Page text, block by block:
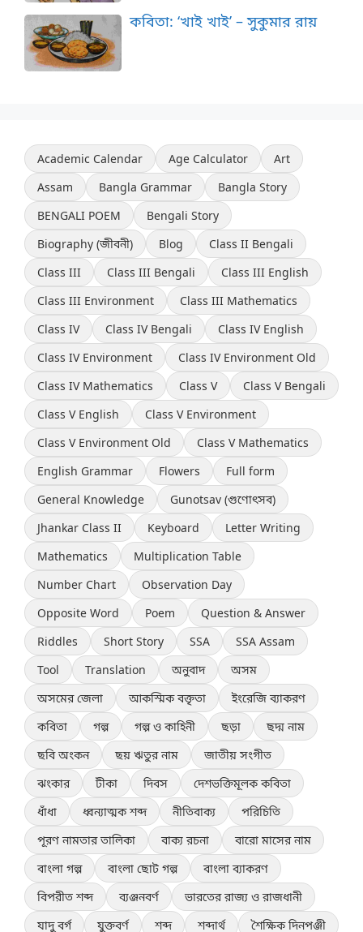
কবিতা: ‘খাই খাই’ – সুকুমার রায়
Academic Calendar Age Calculator
Art
Assam
Bangla Grammar
Bangla Story
BENGALI POEM
Bengali Story
Biography (জীবনী)
Blog
Class II Bengali
Class III
Class III Bengali
Class III English
Class III Environment
Class III Mathematics
Class IV
Class IV Bengali
Class IV English
Class IV Environment
Class IV Environment Old
Class IV Mathematics
Class V
Class V Bengali
Class V English
Class V Environment
Class V Environment Old
Class V Mathematics
English Grammar
Flowers
Full form
General Knowledge
Gunotsav (গুণোৎসব)
Jhankar Class II
Keyboard
Letter Writing
Mathematics
Multiplication Table
Number Chart
Observation Day
Opposite Word
Poem
Question & Answer
Riddles
Short Story SSA
SSA Assam
Tool
Translation অনুবাদ
অসম
অসমের জেলা
আকস্মিক বক্তৃতা
ইংরেজি ব্যাকরণ
কবিতা
গল্প গল্প ও কাহিনী ছড়া
ছদ্ম নাম
ছবি অংকন
ছয় ঋতুর নাম
জাতীয় সংগীত
ঝংকার
টীকা দিবস
দেশভক্তিমূলক কবিতা
ধাঁধা
ধ্বন্যাত্মক শব্দ নীতিবাক্য
পরিচিতি
পূরণ নামতার তালিকা
বাক্য রচনা
বারো মাসের নাম
বাংলা গল্প
বাংলা ছোট গল্প
বাংলা ব্যাকরণ
বিপরীত শব্দ
ব্যঞ্জনবর্ণ
ভারতের রাজ্য ও রাজধানী
যাদু বর্গ
যুক্তবর্ণ শব্দ শব্দার্থ শৈক্ষিক দিনপঞ্জী